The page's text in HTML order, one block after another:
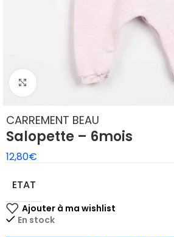
CARREMENT BEAU
Salopette – 6mois
12,80€
ETAT
En stock